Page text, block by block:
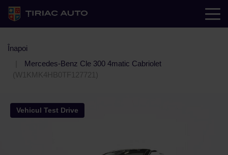
Înapoi
Mercedes-Benz Cle 300 4matic Cabriolet
(W1KMK4HB0TF127721)
Vehicul Test Drive